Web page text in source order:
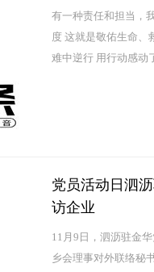
有一种责任和担当，
度 这就是敬佑生命、
难中逆行 用行动感动
党员活动日泗
访企业
11月9日，泗沥驻金
乡会理事对外联络秘